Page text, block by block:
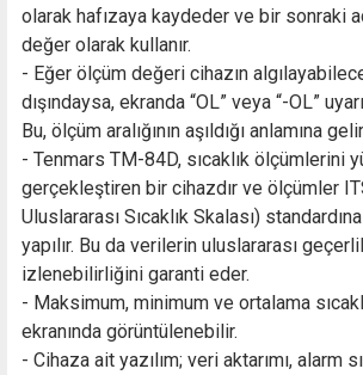
olarak hafızaya kaydeder ve bir sonraki
değer olarak kullanır.
- Eğer ölçüm değeri cihazın
dışındaysa, ekranda “OL” veya “-OL”
Bu, ölçüm aralığının aşıldığı anlamına
- Tenmars TM-84D, sıcaklık ölçümlerini
gerçekleştiren bir cihazdır ve ölçümler
Uluslararası Sıcaklık Skalası)
yapılır. Bu da verilerin uluslararası
izlenebilirliğini garanti eder.
- Maksimum, minimum ve ortalama
ekranında görüntülenebilir.
- Cihaza ait yazılım; veri aktarımı, alarm